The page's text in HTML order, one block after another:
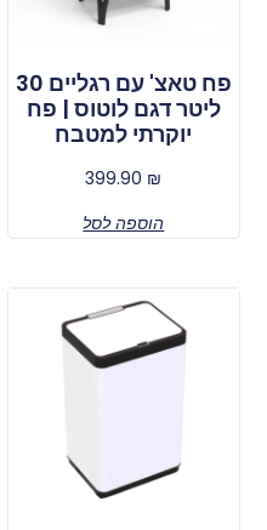
פח טאצ' עם רגליים 30
ליטר דגם לוטוס | פח
יוקרתי למטבח
399.90 ₪
הוספה לסל